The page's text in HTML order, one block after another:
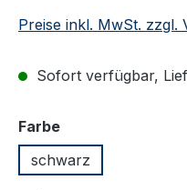
Preise inkl. MwSt. zzgl.
Sofort verfügbar,
Farbeauswählen
schwarz